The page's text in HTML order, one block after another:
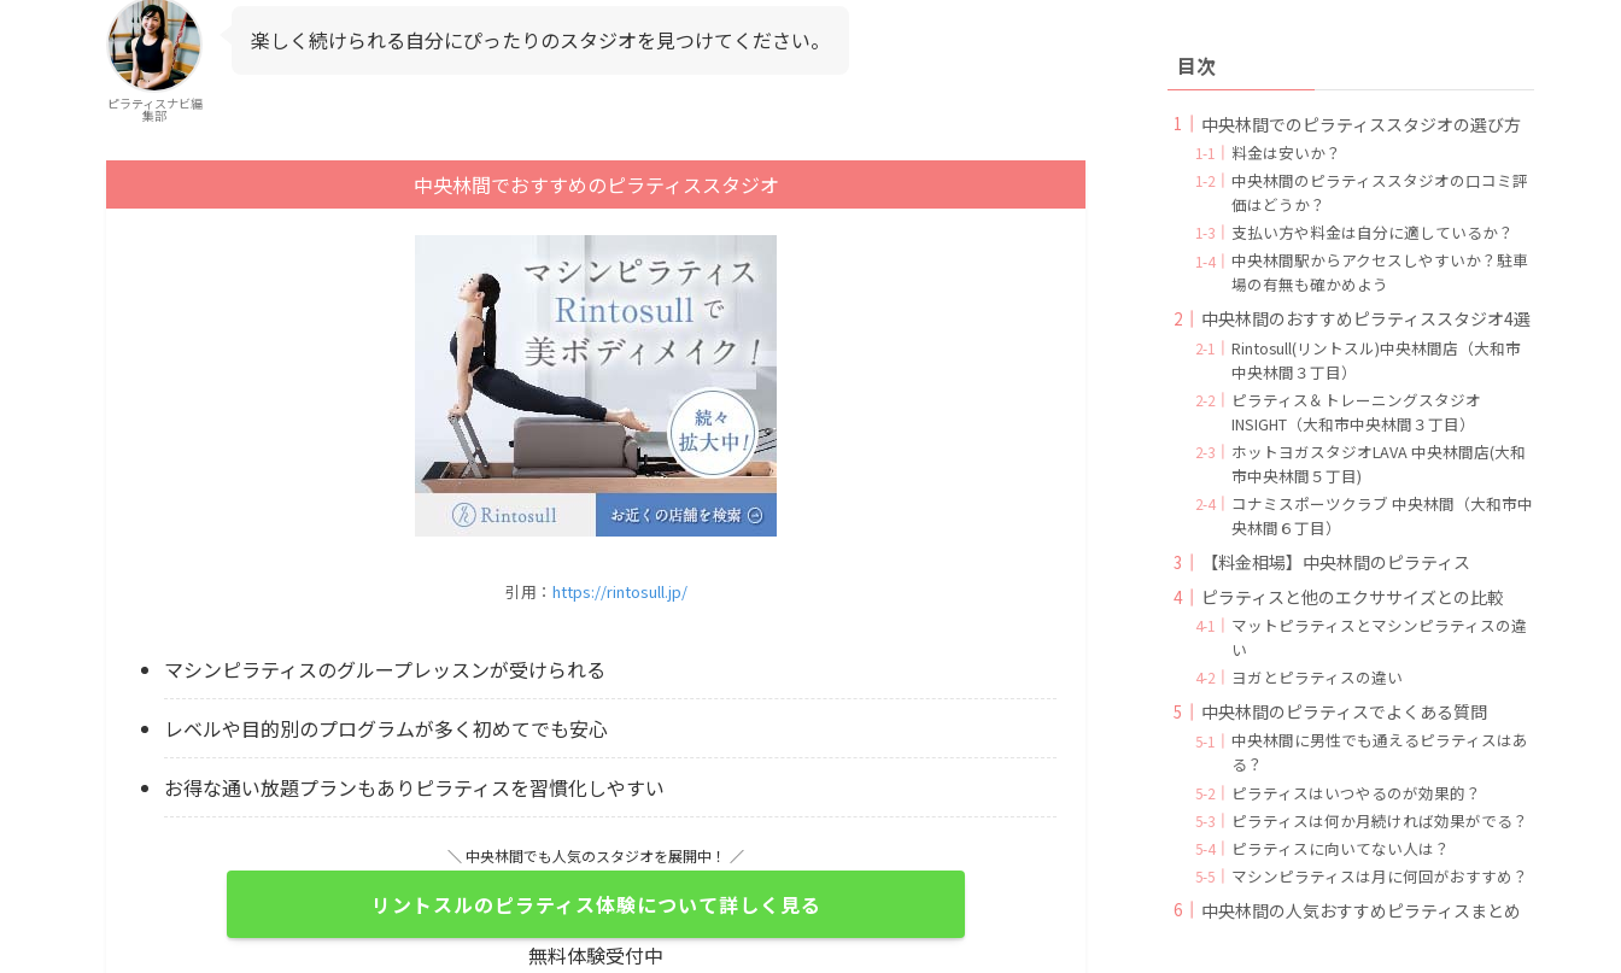
ピラティスナビ編
集部
楽しく続けられる自分にぴったりのスタジオを見つけてください。
中央林間でおすすめのピラティススタジオ
引用： https://rintosull.jp/
マシンピラティスのグループレッスンが受けられる
レベルや目的別のプログラムが多く初めてでも安心
お得な通い放題プランもありピラティスを習慣化しやすい
＼ 中央林間でも人気のスタジオを展開中！ ／
リントスルのピラティス体験について詳しく見る
無料体験受付中
目次
中央林間でのピラティススタジオの選び方
料金は安いか？
中央林間のピラティススタジオの口コミ評
価はどうか？
支払い方や料金は自分に適しているか？
中央林間駅からアクセスしやすいか？駐車
場の有無も確かめよう
中央林間のおすすめピラティススタジオ4選
Rintosull(リントスル)中央林間店（大和市
中央林間３丁目）
ピラティス＆トレーニングスタジオ
INSIGHT（大和市中央林間３丁目）
ホットヨガスタジオLAVA 中央林間店(大和
市中央林間５丁目)
コナミスポーツクラブ 中央林間（大和市中
央林間６丁目）
【料金相場】中央林間のピラティス
ピラティスと他のエクササイズとの比較
マットピラティスとマシンピラティスの違
い
ヨガとピラティスの違い
中央林間のピラティスでよくある質問
中央林間に男性でも通えるピラティスはあ
る？
ピラティスはいつやるのが効果的？
ピラティスは何か月続ければ効果がでる？
ピラティスに向いてない人は？
マシンピラティスは月に何回がおすすめ？
中央林間の人気おすすめピラティスまとめ